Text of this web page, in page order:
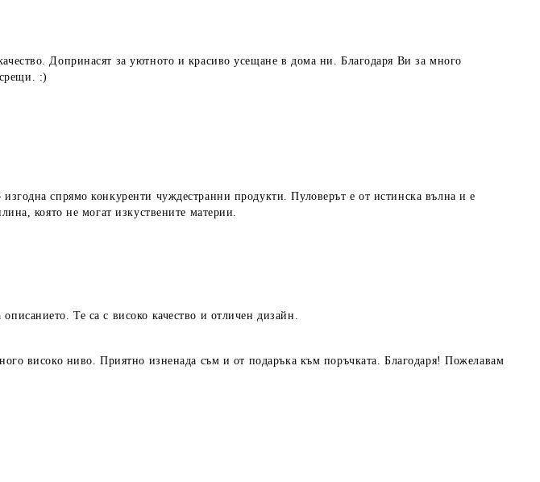
Допринасят за уютното и красиво усещане в дома ни. Благодаря Ви за много
:)
спрямо конкуренти чуждестранни продукти. Пуловерът е от истинска вълна и е
която не могат изкуствените материи.
Те са с високо качество и отличен дизайн.
високо ниво. Приятно изненада съм и от подаръка към поръчката. Благодаря! Пожелавам